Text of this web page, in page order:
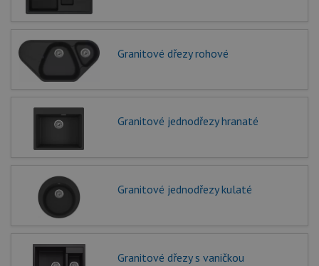
Granitové dřezy rohové
Granitové jednodřezy hranaté
Granitové jednodřezy kulaté
Granitové dřezy s vaničkou